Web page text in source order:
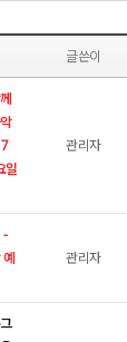
글쓴이
일
관리자
-
예
관리자